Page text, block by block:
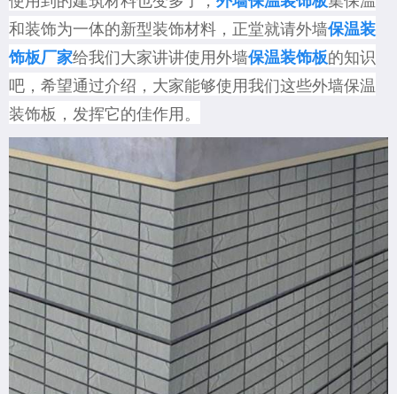
和装饰为一体的新型装饰材料， 正堂就请外墙保温装
饰板厂家给我们大家讲讲使用外墙保温装饰板的知识
吧，希望通过介绍，大家能够使用我们这些外墙保温
装饰板，发挥它的佳作用。